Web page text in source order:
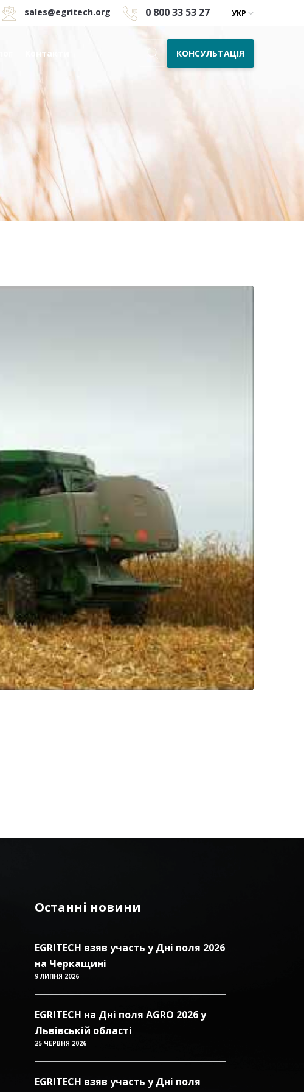
sales@egritech.org 0 800 33 53 27 УКР
Контакти КОНСУЛЬТАЦІЯ
Останні новини
EGRITECH взяв участь у Дні поля 2026
на Черкащині
9 ЛИПНЯ 2026
EGRITECH на Дні поля AGRO 2026 у
Львівській області
25 ЧЕРВНЯ 2026
EGRITECH взяв участь у Дні поля